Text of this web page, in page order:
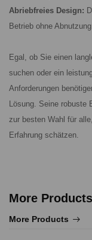
Abriebfreies Design:
Betrieb ohne Abnutzung.
Egal, ob Sie einen
suchen oder ein
Anforderungen
Lösung. Seine robuste
zur besten Wahl für
Erfahrung schätzen.
More
More Products